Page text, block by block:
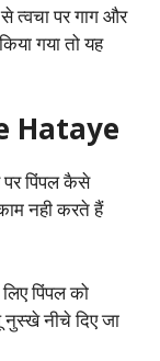
त्वचा पर गाग और
गया तो यह
Hataye
पिंपल कैसे
नही करते हैं
पिंपल को
नीचे दिए जा